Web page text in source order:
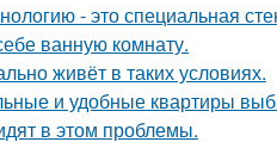
- это специальная
ванную комнату.
живёт в таких условиях.
и удобные квартиры
в этом проблемы.